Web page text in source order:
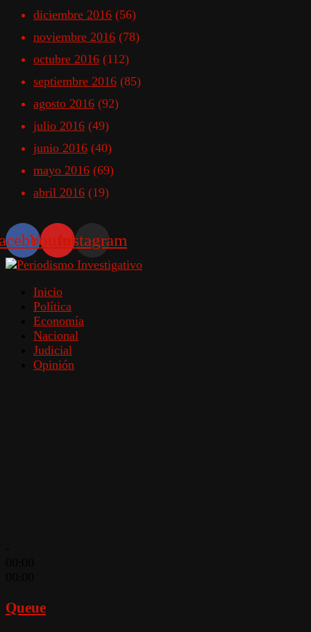
diciembre 2016 (56)
noviembre 2016 (78)
octubre 2016 (112)
septiembre 2016 (85)
agosto 2016 (92)
julio 2016 (49)
junio 2016 (40)
mayo 2016 (69)
abril 2016 (19)
YoutubeInstagram
Inicio
Política
Economía
Nacional
Judicial
Opinión
Queue